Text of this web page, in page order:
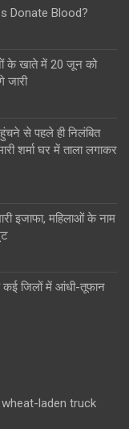
Donate Blood?
के खाते में 20 जून को
जारी
से पहले ही निलंबित
शर्मा घर में ताला लगाकर
इजाफा, महिलाओं के नाम
कई जिलों में आंधी-तूफान
laden truck